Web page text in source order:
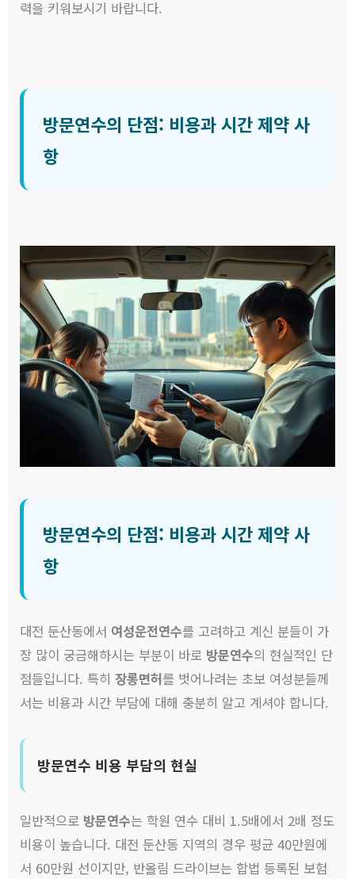
력을 키워보시기 바랍니다.
방문연수의 단점: 비용과 시간 제약 사
항
방문연수의 단점: 비용과 시간 제약 사
항
대전 둔산동에서 여성운전연수를 고려하고 계신 분들이 가
장 많이 궁금해하시는 부분이 바로 방문연수의 현실적인 단
점들입니다. 특히 장롱면허를 벗어나려는 초보 여성분들께
서는 비용과 시간 부담에 대해 충분히 알고 계셔야 합니다.
방문연수 비용 부담의 현실
일반적으로 방문연수는 학원 연수 대비 1.5배에서 2배 정도
비용이 높습니다. 대전 둔산동 지역의 경우 평균 40만원에
서 60만원 선이지만, 반올림 드라이브는 합법 등록된 보험